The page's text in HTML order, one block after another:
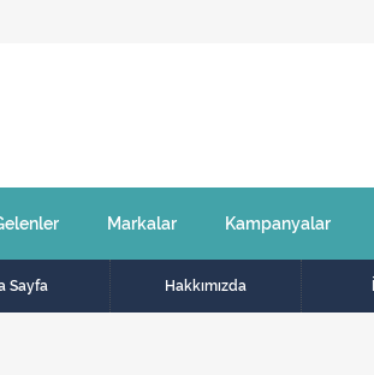
Markalar Kampanyalar
Sayfa Hakkımızda